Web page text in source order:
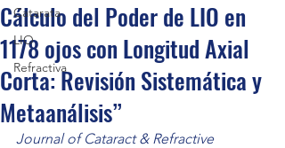
Catarata
LIO
Refractiva
Cálculo del Poder de LIO en
1178 ojos con Longitud Axial
Corta: Revisión Sistemática y
Metaanálisis”
Journal of Cataract & Refractive